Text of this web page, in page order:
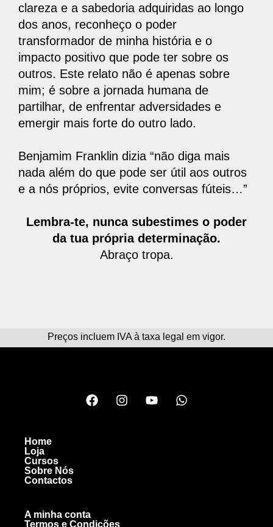
clareza e a sabedoria adquiridas ao longo
dos anos, reconheço o poder
transformador de minha história e o
impacto positivo que pode ter sobre os
outros. Este relato não é apenas sobre
mim; é sobre a jornada humana de
partilhar, de enfrentar adversidades e
emergir mais forte do outro lado.
Benjamim Franklin dizia “não diga mais
nada além do que pode ser útil aos outros
e a nós próprios, evite conversas fúteis…”
Lembra-te, nunca subestimes o poder
da tua própria determinação.
Abraço tropa.
Preços incluem IVA à taxa legal em vigor.
Home
Loja
Cursos
Sobre Nós
Contactos
A minha conta
Termos e Condições